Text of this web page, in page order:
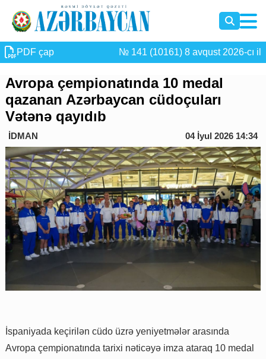
PDF çap № 141 (10161) 8 avqust 2026-cı il
Avropa çempionatında 10 medal
qazanan Azərbaycan cüdoçuları
Vətənə qayıdıb
İDMAN 04 İyul 2026 14:34
İspaniyada keçirilən cüdo üzrə yeniyetmələr arasında
Avropa çempionatında tarixi nəticəyə imza ataraq 10 medal